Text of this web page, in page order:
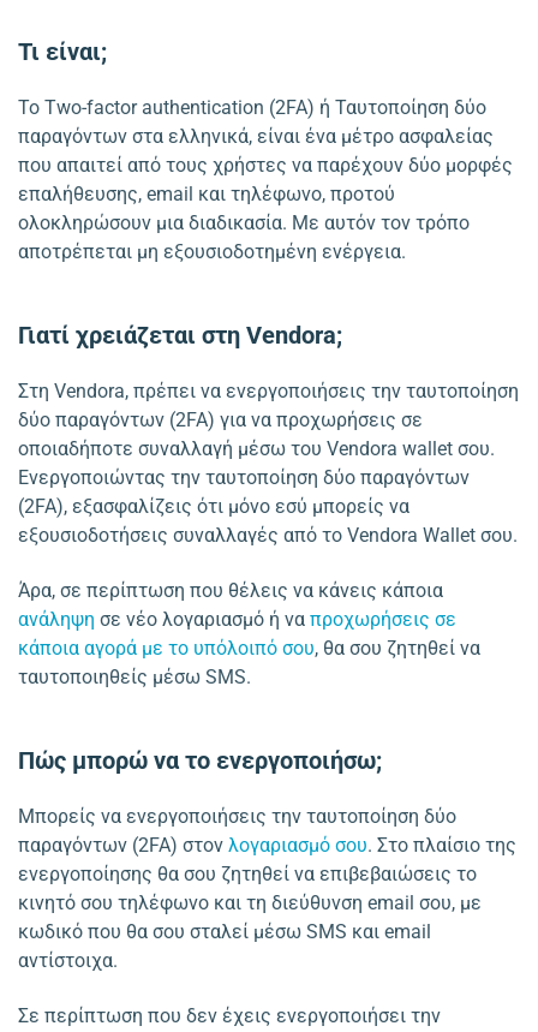
Τι είναι;
Το Two-factor authentication (2FA) ή Ταυτοποίηση δύο
παραγόντων στα ελληνικά, είναι ένα μέτρο ασφαλείας
που απαιτεί από τους χρήστες να παρέχουν δύο μορφές
επαλήθευσης, email και τηλέφωνο, πρoτού
ολοκληρώσουν μια διαδικασία. Με αυτόν τον τρόπο
αποτρέπεται μη εξουσιοδοτημένη ενέργεια.
Γιατί χρειάζεται στη Vendora;
Στη Vendora, πρέπει να ενεργοποιήσεις την ταυτοποίηση
δύο παραγόντων (2FA) για να προχωρήσεις σε
οποιαδήποτε συναλλαγή μέσω του Vendora wallet σου.
Ενεργοποιώντας την ταυτοποίηση δύο παραγόντων
(2FA), εξασφαλίζεις ότι μόνο εσύ μπορείς να
εξουσιοδοτήσεις συναλλαγές από το Vendora Wallet σου.
Άρα, σε περίπτωση που θέλεις να κάνεις κάποια
ανάληψη σε νέο λογαριασμό ή να προχωρήσεις σε
κάποια αγορά με το υπόλοιπό σου, θα σου ζητηθεί να
ταυτοποιηθείς μέσω SMS.
Πώς μπορώ να το ενεργοποιήσω;
Μπορείς να ενεργοποιήσεις την ταυτοποίηση δύο
παραγόντων (2FA) στον λογαριασμό σου. Στο πλαίσιο της
ενεργοποίησης θα σου ζητηθεί να επιβεβαιώσεις το
κινητό σου τηλέφωνο και τη διεύθυνση email σου, με
κωδικό που θα σου σταλεί μέσω SMS και email
αντίστοιχα.
Σε περίπτωση που δεν έχεις ενεργοποιήσει την